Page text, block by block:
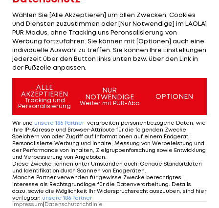
Vorarbeit von Charles Kabore in der 77. Minute.
Bereits am Samstag besiegte Lille den AS St.
Etienne mit 2:1, Ex-Serienmeister Olympique Lyon
kam zu einem 1:0-Auftakterfolg über Stade
Mehr zum Thema
Wählen Sie [Alle Akzeptieren] um allen Zwecken, Cookies
und Diensten zuzustimmen oder [Nur Notwendige] im LAOLA1
PUR Modus, ohne Tracking uns Peronsalisierung von
Werbung fortzufahren. Sie können mit [Optionen] auch eine
individuelle Auswahl zu treffen. Sie können Ihre Einstellungen
jederzeit über den Button links unten bzw. über den Link in
der Fußzeile anpassen.
ALLE
AKZEPTIEREN
Tracking und
Personalisierung
NUR
NOTWENDIGE
Weiter mit PUR-Abo
OPTIONEN
Wir und unsere 186 Partner verarbeiten personenbezogene Daten, wie
Ihre IP-Adresse und Browser-Attribute für die folgenden Zwecke:
Speichern von oder Zugriff auf Informationen auf einem Endgerät;
Personalisierte Werbung und Inhalte, Messung von Werbeleistung und
der Performance von Inhalten, Zielgruppenforschung sowie Entwicklung
und Verbesserung von Angeboten
Diese Zwecke können unter Umständen auch: Genaue Standortdaten
und Identifikation durch Scannen von Endgeräten
Manche Partner verwenden für gewisse Zwecke berechtigtes
Interesse als Rechtsgrundlage für die Datenverarbeitung. Details
dazu, sowie die Möglichkeit Ihr Widerspruchsrecht auszuüben, sind hier
verfügbar: unsere 186 Partner
Impressum|Datenschutzrichtlinie